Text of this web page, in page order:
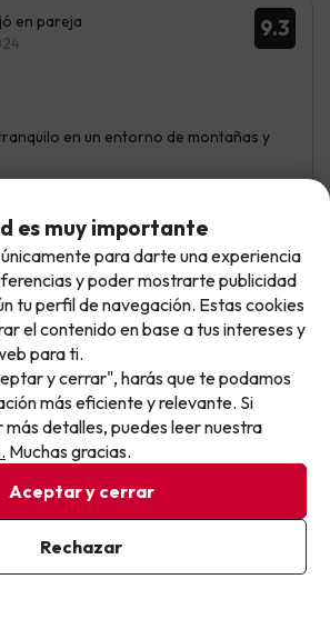
9.3
en pareja
en un entorno de montañas y
en pareja
bonito, rodeado de árboles y con vistas
llegas al siguiente.
pero cada día lanzamos
para viajar mejor y pagar
próximo no se te escape.
Ya estoy suscrito
haber leído y estar de acuerdo con la
es muy importante
para darte una experiencia
y poder mostrarte publicidad
tu perfil de navegación. Estas cookies
el contenido en base a tus intereses y
para ti.
y cerrar", harás que te podamos
más eficiente y relevante. Si
detalles, puedes leer nuestra
Muchas gracias.
Aceptar y cerrar
Rechazar